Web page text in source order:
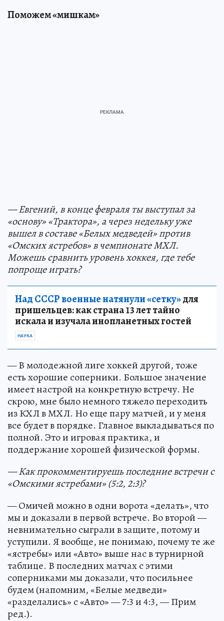
Поможем «мишкам»
— Евгений, в конце февраля ты выступал за
«основу» «Трактора», а через недельку уже
вышел в составе «Белых медведей» против
«Омских ястребов» в чемпионате МХЛ.
Можешь сравнить уровень хоккея, где тебе
попроще играть?
Над СССР военные натянули «сетку»для
пришельцев: как страна 13 лет тайно
искала и изучала инопланетных гостей
НАУКА
— В молодежной лиге хоккей другой, тоже
есть хорошие соперники. Большое значение
имеет настрой на конкретную встречу. Не
скрою, мне было немного тяжело переходить
из КХЛ в МХЛ. Но еще пару матчей, и у меня
все будет в порядке. Главное выкладываться по
полной. Это и игровая практика, и
поддержание хорошей физической формы.
— Как прокомментируешь последние встречи с
«Омскими ястребами» (5:2, 2:3)?
— Омичей можно в одни ворота «делать», что
мы и доказали в первой встрече. Во второй —
невнимательно сыграли в защите, потому и
уступили. Я вообще, не понимаю, почему те же
«ястребы» или «Авто» выше нас в турнирной
таблице. В последних матчах с этими
соперниками мы доказали, что посильнее
будем (напомним, «Белые медведи»
«разделались» с «Авто» — 7:3 и 4:3, — Прим
ред.).